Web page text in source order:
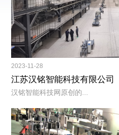
2023-11-28
江苏汉铭智能科技有限公司
汉铭智能科技网原创的...